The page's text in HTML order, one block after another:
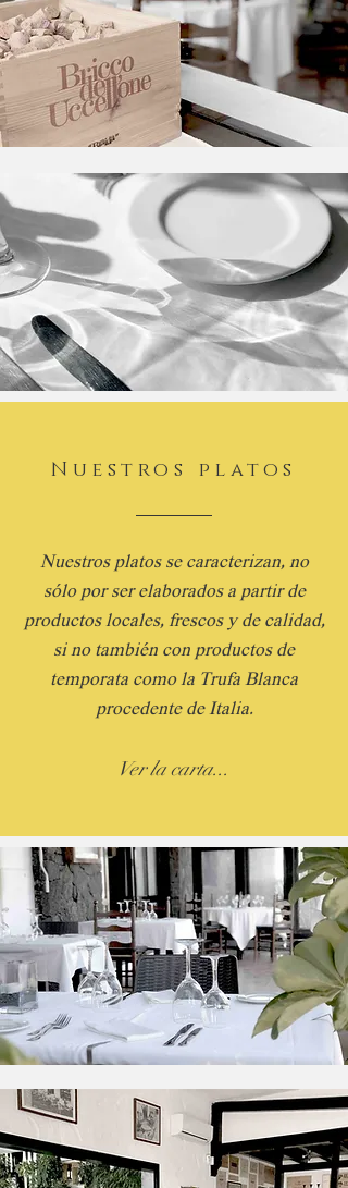
Nuestros platos
Nuestros platos se caracterizan, no
sólo por ser elaborados a partir de
productos locales, frescos y de calidad,
si no también con productos de
temporata como la Trufa Blanca
procedente de Italia.
Ver la carta...